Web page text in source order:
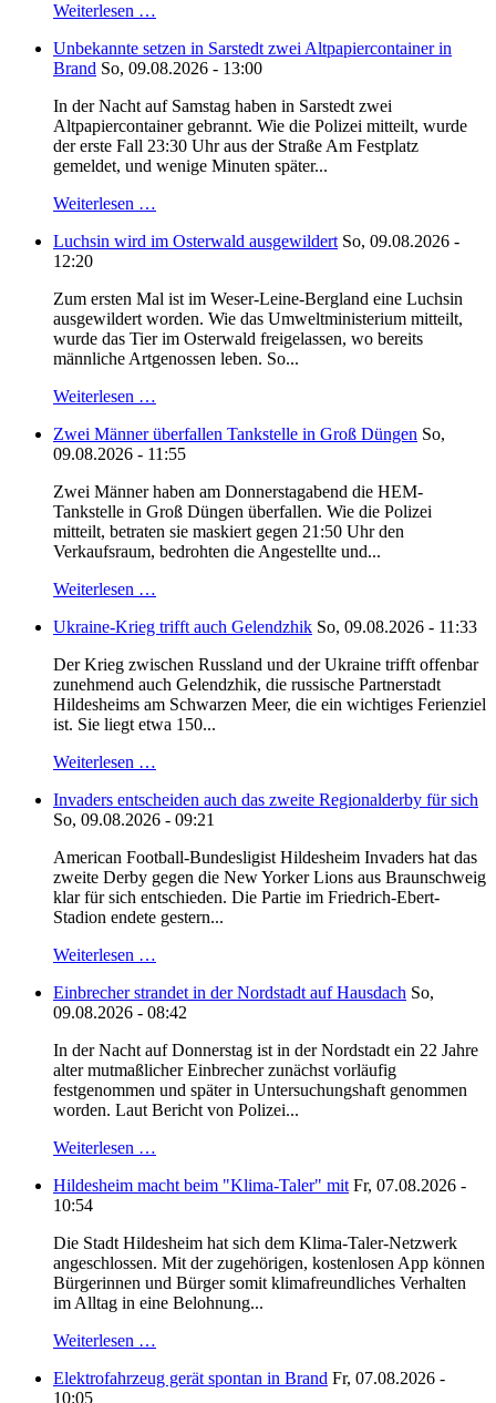
Weiterlesen …
Unbekannte setzen in Sarstedt zwei Altpapiercontainer in
Brand So, 09.08.2026 - 13:00
In der Nacht auf Samstag haben in Sarstedt zwei
Altpapiercontainer gebrannt. Wie die Polizei mitteilt, wurde
der erste Fall 23:30 Uhr aus der Straße Am Festplatz
gemeldet, und wenige Minuten später...
Weiterlesen …
Luchsin wird im Osterwald ausgewildert So, 09.08.2026 -
12:20
Zum ersten Mal ist im Weser-Leine-Bergland eine Luchsin
ausgewildert worden. Wie das Umweltministerium mitteilt,
wurde das Tier im Osterwald freigelassen, wo bereits
männliche Artgenossen leben. So...
Weiterlesen …
Zwei Männer überfallen Tankstelle in Groß Düngen So,
09.08.2026 - 11:55
Zwei Männer haben am Donnerstagabend die HEM-
Tankstelle in Groß Düngen überfallen. Wie die Polizei
mitteilt, betraten sie maskiert gegen 21:50 Uhr den
Verkaufsraum, bedrohten die Angestellte und...
Weiterlesen …
Ukraine-Krieg trifft auch Gelendzhik So, 09.08.2026 - 11:33
Der Krieg zwischen Russland und der Ukraine trifft offenbar
zunehmend auch Gelendzhik, die russische Partnerstadt
Hildesheims am Schwarzen Meer, die ein wichtiges Ferienziel
ist. Sie liegt etwa 150...
Weiterlesen …
Invaders entscheiden auch das zweite Regionalderby für sich
So, 09.08.2026 - 09:21
American Football-Bundesligist Hildesheim Invaders hat das
zweite Derby gegen die New Yorker Lions aus Braunschweig
klar für sich entschieden. Die Partie im Friedrich-Ebert-
Stadion endete gestern...
Weiterlesen …
Einbrecher strandet in der Nordstadt auf Hausdach So,
09.08.2026 - 08:42
In der Nacht auf Donnerstag ist in der Nordstadt ein 22 Jahre
alter mutmaßlicher Einbrecher zunächst vorläufig
festgenommen und später in Untersuchungshaft genommen
worden. Laut Bericht von Polizei...
Weiterlesen …
Hildesheim macht beim "Klima-Taler" mit Fr, 07.08.2026 -
10:54
Die Stadt Hildesheim hat sich dem Klima-Taler-Netzwerk
angeschlossen. Mit der zugehörigen, kostenlosen App können
Bürgerinnen und Bürger somit klimafreundliches Verhalten
im Alltag in eine Belohnung...
Weiterlesen …
Elektrofahrzeug gerät spontan in Brand Fr, 07.08.2026 -
10:05